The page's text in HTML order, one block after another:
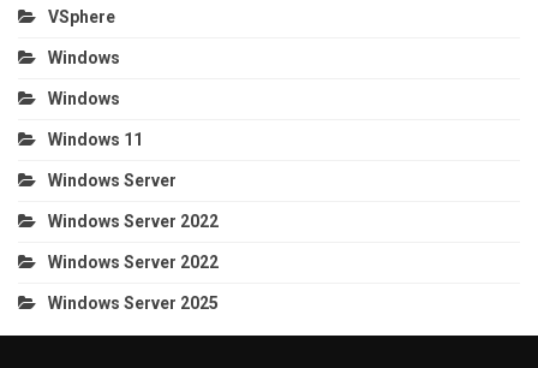
VSphere
Windows
Windows
Windows 11
Windows Server
Windows Server 2022
Windows Server 2022
Windows Server 2025